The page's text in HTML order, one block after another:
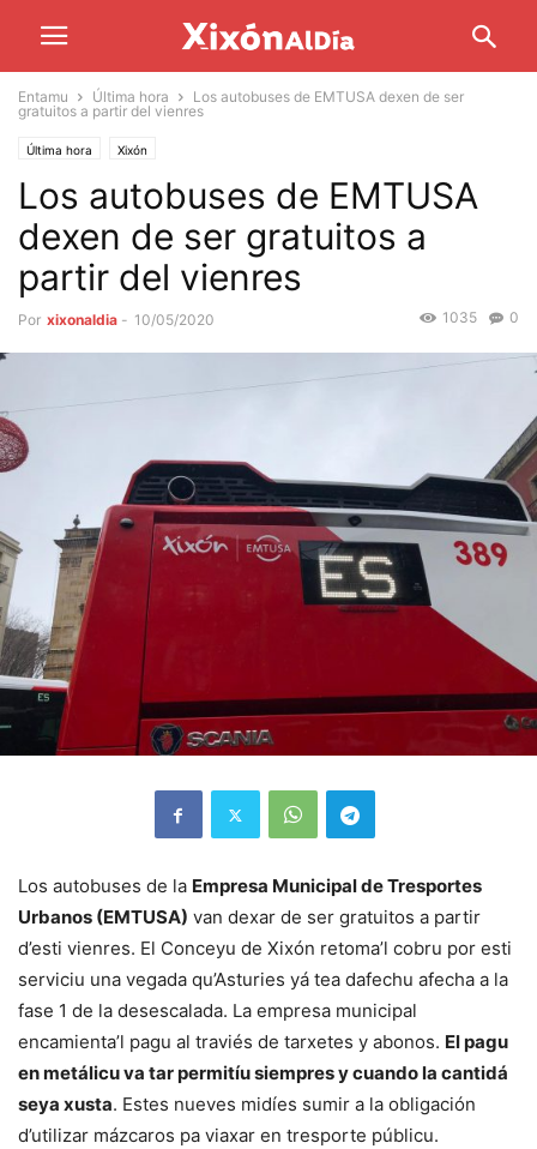
Entamu Última hora
Los autobuses de EMTUSA dexen de ser
gratuitos a partir del vienres
Última hora Xixón
Los autobuses de EMTUSA
dexen de ser gratuitos a
partir del vienres
Por xixonaldia - 10/05/2020 0
1035
Los autobuses de la Empresa Municipal de Tresportes
Urbanos (EMTUSA) van dexar de ser gratuitos a partir
d’esti vienres. El Conceyu de Xixón retoma’l cobru por esti
serviciu una vegada qu’Asturies yá tea dafechu afecha a la
fase 1 de la desescalada. La empresa municipal
encamienta’l pagu al traviés de tarxetes y abonos. El pagu
en metálicu va tar permitíu siempres y cuando la cantidá
seya xusta. Estes nueves midíes sumir a la obligación
d’utilizar mázcaros pa viaxar en tresporte públicu.